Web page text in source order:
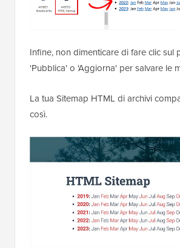
Infine, non dimenticare di fare clic sul
'Pubblica' o 'Aggiorna' per salvare le
La tua Sitemap HTML di archivi
così.